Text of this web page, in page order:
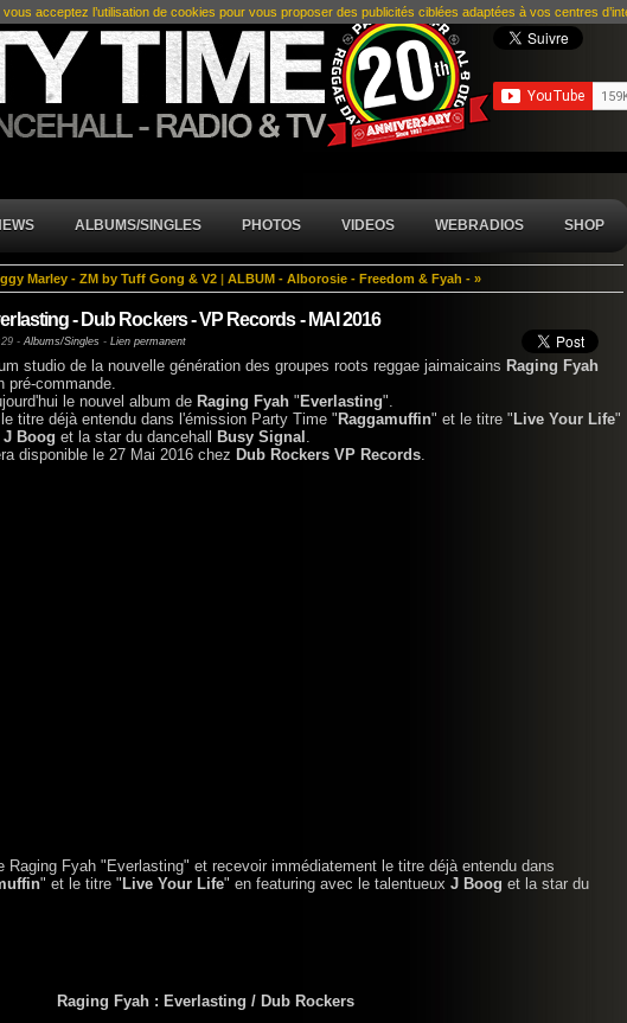
ALBUMS/SINGLES PHOTOS VIDEOS WEBRADIOS SHOP
Marley - ZM by Tuff Gong & V2 | ALBUM - Alborosie - Freedom & Fyah - »
- Dub Rockers - VP Records - MAI 2016
-Albums/Singles - Lien permanent
studio de la nouvelle génération des groupes roots reggae jaimaicains Raging Fyah
pré-commande.
le nouvel album de Raging Fyah " Everlasting".
titre déjà entendu dans l'émission Party Time "Raggamuffin" et le titre " Live Your Life"
J Boog et la star du dancehall Busy Signal .
disponible le 27 Mai 2016 chez Dub Rockers VP Records.
Raging Fyah "Everlasting" et recevoir immédiatement le titre déjà entendu dans
" et le titre " Live Your Life" en featuring avec le talentueux J Boog et la star du
Raging Fyah : Everlasting / Dub Rockers
acceptez l’utilisation de cookies pour vous proposer des publicités ciblées adaptées à vos centres